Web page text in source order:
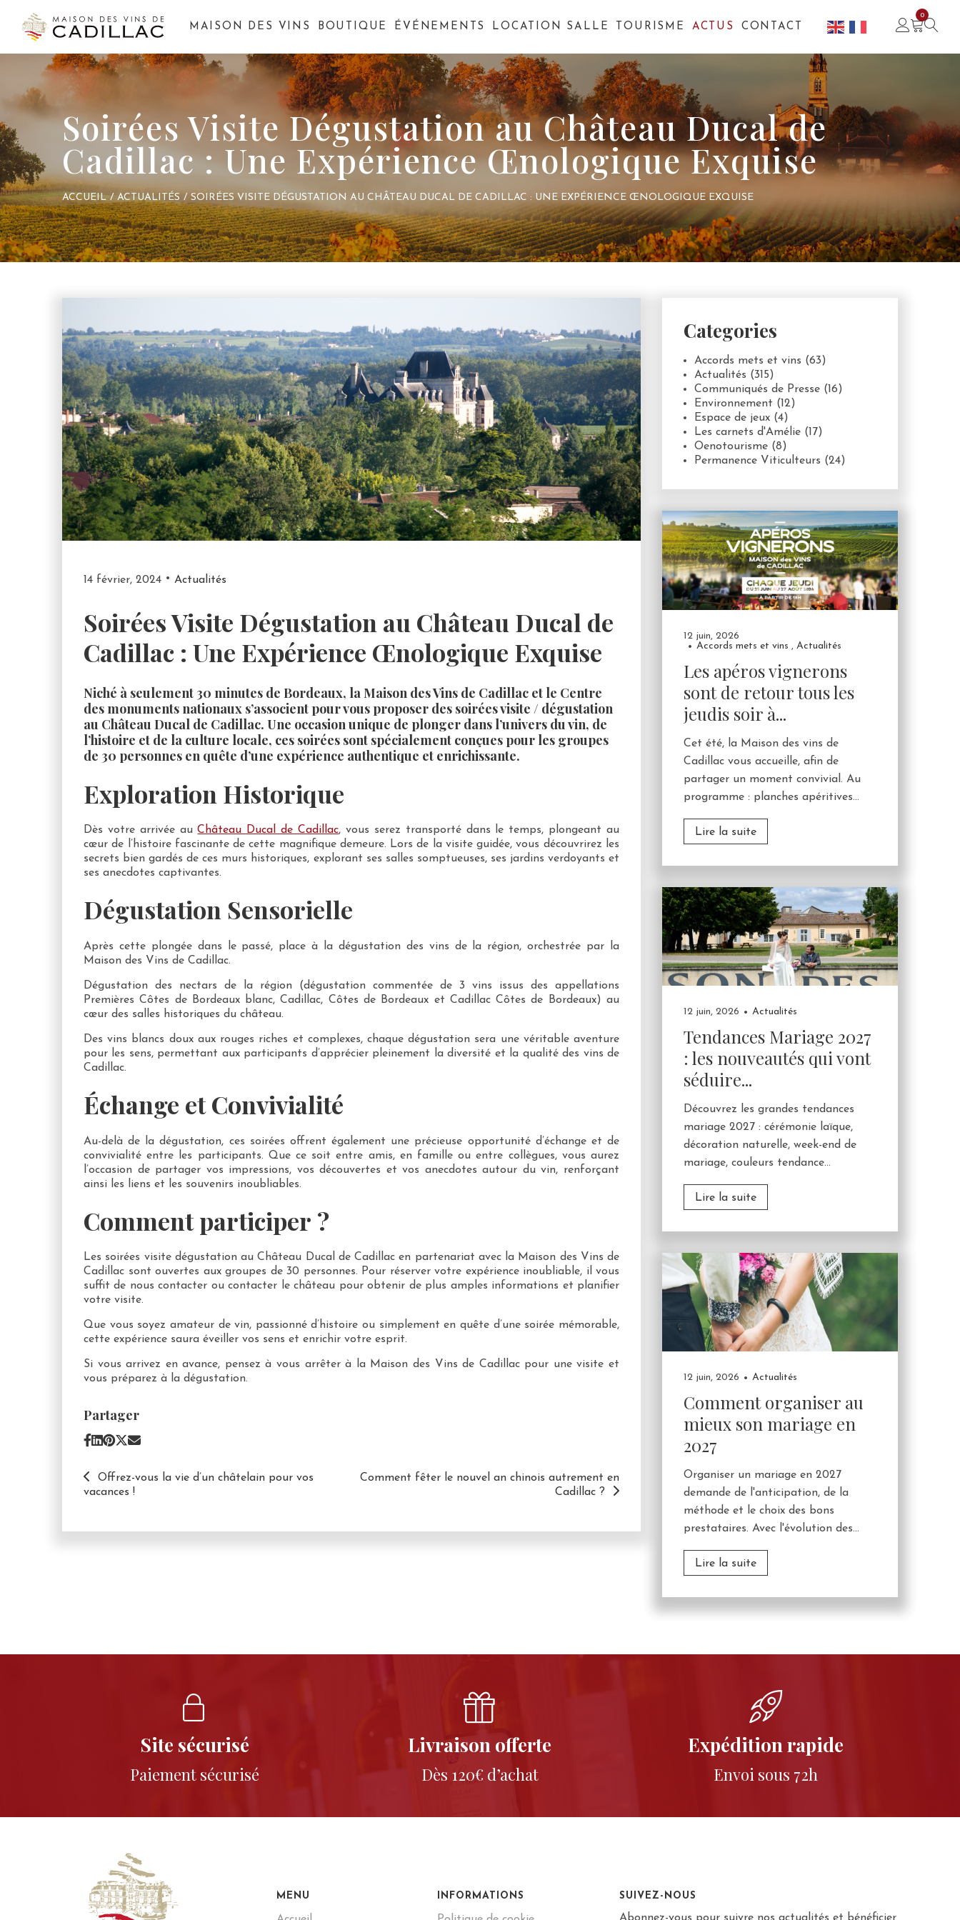
MAISON DES VINS BOUTIQUE ÉVÉNEMENTS LOCATION SALLE TOURISME ACTUS CONTACT
0
Soirées Visite Dégustation au Château Ducal de
Cadillac : Une Expérience Œnologique Exquise
ACCUEIL / ACTUALITÉS / SOIRÉES VISITE DÉGUSTATION AU CHÂTEAU DUCAL DE CADILLAC : UNE EXPÉRIENCE ŒNOLOGIQUE EXQUISE
14 février, 2024 Actualités
Soirées Visite Dégustation au Château Ducal de
Cadillac : Une Expérience Œnologique Exquise
Niché à seulement 30 minutes de Bordeaux, la Maison des Vins de Cadillac et le Centre
des monuments nationaux s’associent pour vous proposer des soirées visite / dégustation
au Château Ducal de Cadillac. Une occasion unique de plonger dans l’univers du vin, de
l’histoire et de la culture locale, ces soirées sont spécialement conçues pour les groupes
de 30 personnes en quête d’une expérience authentique et enrichissante.
Exploration Historique
Dès votre arrivée auChâteau Ducal de Cadillac, vous serez transporté dans le temps, plongeant au
cœur de l’histoire fascinante de cette magnifique demeure. Lors de la visite guidée, vous découvrirez les
secrets bien gardés de ces murs historiques, explorant ses salles somptueuses, ses jardins verdoyants et
ses anecdotes captivantes.
Dégustation Sensorielle
Après cette plongée dans le passé, place à la dégustation des vins de la région, orchestrée par la
Maison des Vins de Cadillac.
Dégustation des nectars de la région (dégustation commentée de 3 vins issus des appellations
Premières Côtes de Bordeaux blanc, Cadillac, Côtes de Bordeaux et Cadillac Côtes de Bordeaux) au
cœur des salles historiques du château.
Des vins blancs doux aux rouges riches et complexes, chaque dégustation sera une véritable aventure
pour les sens, permettant aux participants d’apprécier pleinement la diversité et la qualité des vins de
Cadillac.
Échange et Convivialité
Au-delà de la dégustation, ces soirées offrent également une précieuse opportunité d’échange et de
convivialité entre les participants. Que ce soit entre amis, en famille ou entre collègues, vous aurez
l’occasion de partager vos impressions, vos découvertes et vos anecdotes autour du vin, renforçant
ainsi les liens et les souvenirs inoubliables.
Comment participer ?
Les soirées visite dégustation au Château Ducal de Cadillac en partenariat avec la Maison des Vins de
Cadillac sont ouvertes aux groupes de 30 personnes. Pour réserver votre expérience inoubliable, il vous
suffit de nous contacter ou contacter le château pour obtenir de plus amples informations et planifier
votre visite.
Que vous soyez amateur de vin, passionné d’histoire ou simplement en quête d’une soirée mémorable,
cette expérience saura éveiller vos sens et enrichir votre esprit.
Si vous arrivez en avance, pensez à vous arrêter à la Maison des Vins de Cadillac pour une visite et
vous préparez à la dégustation.
Partager
Offrez-vous la vie d’un châtelain pour vos
vacances !
Comment fêter le nouvel an chinois autrement en
Cadillac ?
Categories
Accords mets et vins (63)
Actualités (315)
Communiqués de Presse (16)
Environnement (12)
Espace de jeux (4)
Les carnets d'Amélie (17)
Oenotourisme (8)
Permanence Viticulteurs (24)
12 juin, 2026
Accords mets et vins , Actualités
Les apéros vignerons
sont de retour tous les
jeudis soir à...
Cet été, la Maison des vins de
Cadillac vous accueille, afin de
partager un moment convivial. Au
programme : planches apéritives...
Lire la suite
12 juin, 2026 Actualités
Tendances Mariage 2027
: les nouveautés qui vont
séduire...
Découvrez les grandes tendances
mariage 2027 : cérémonie laïque,
décoration naturelle, week-end de
mariage, couleurs tendance...
Lire la suite
12 juin, 2026 Actualités
Comment organiser au
mieux son mariage en
2027
Organiser un mariage en 2027
demande de l'anticipation, de la
méthode et le choix des bons
prestataires. Avec l'évolution des...
Lire la suite
Site sécurisé
Paiement sécurisé
Livraison offerte
Dès 120€ d’achat
Expédition rapide
Envoi sous 72h
MENU INFORMATIONS SUIVEZ-NOUS
Abonnez-vous pour suivre nos actualités et bénéficier